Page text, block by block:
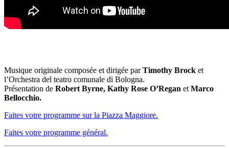
Musique originale composée et dirigée parTimothy Brock et
l’Orchestra del teatro comunale di Bologna.
Présentation de Robert Byrne, Kathy Rose O’Regan etMarco
Bellocchio.
Faites votre programme sur la Piazza Maggiore.
Faites votre programme général.